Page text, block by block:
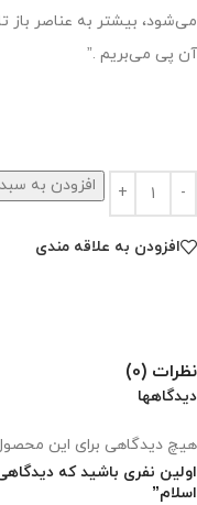
می‌شود، بیشتر به عناصر باز
آن پی می‌بریم .”
افزودن به
افزودن به علاقه مندی
نظرات (0)
دیدگاهها
هیچ دیدگاهی برای این
اولین نفری باشید که
اسلام”